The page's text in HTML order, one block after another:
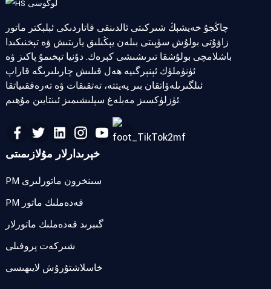
چاڭجۇ خەيشېڭ شىركىتى ئالدىنقى قاتاردىكى ئېلېكتر ماتور
زاۋۇتى بولۇش سۈپىتى بىلەن يېڭىلىق يارىتىش ۋە تېخنىكىدا
باشلامچى بولۇشقا تىرىشىشى كېرەك. دۇنيا تېخىمۇ پاكىز ۋە
ئۈنۈملۈك ئېنېرگىيە ھەل قىلىش چارىلىرىگە قاراپ
ئىلگىرىلەۋاتقان بىر پەيتتە، تەتقىقات ۋە تەرەققىياتقا
ئۈزلۈكسىز مەبلەغ سېلىشىمىز ئىنتايىن مۇھىم.
خېرىدارلار مۇلازىمىتى
PM سىنخرون ماتورلىرى
PM قەدەملىك ماتور
گىبرىد قەدەملىك ماتورلار
شىركەت پروفىلى
خاسلاشتۇرۇش لايىھىسى